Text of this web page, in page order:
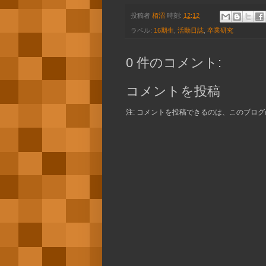
投稿者 栢沼 時刻: 12:12
ラベル: 16期生 活動日誌 卒業研究
0 件のコメント:
コメントを投稿
注: コメントを投稿できるのは、このブログ